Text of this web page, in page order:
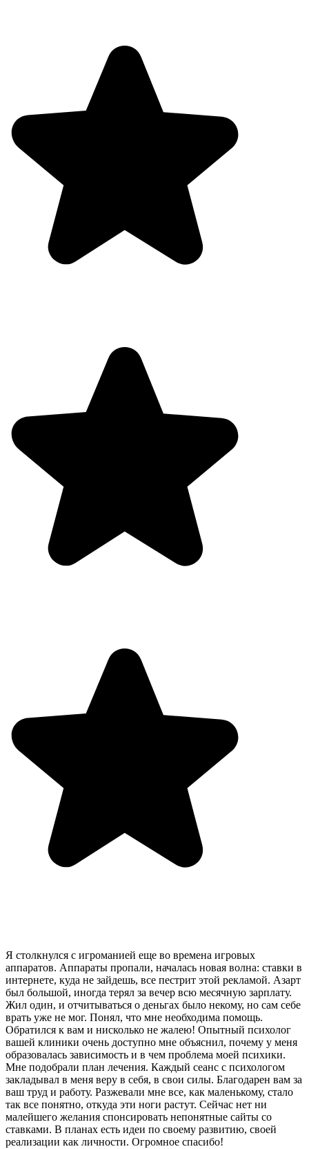
Я столкнулся с игроманией еще во времена игровых
аппаратов. Аппараты пропали, началась новая волна: ставки в
интернете, куда не зайдешь, все пестрит этой рекламой. Азарт
был большой, иногда терял за вечер всю месячную зарплату.
Жил один, и отчитываться о деньгах было некому, но сам себе
врать уже не мог. Понял, что мне необходима помощь.
Обратился к вам и нисколько не жалею! Опытный психолог
вашей клиники очень доступно мне объяснил, почему у меня
образовалась зависимость и в чем проблема моей психики.
Мне подобрали план лечения. Каждый сеанс с психологом
закладывал в меня веру в себя, в свои силы. Благодарен вам за
ваш труд и работу. Разжевали мне все, как маленькому, стало
так все понятно, откуда эти ноги растут. Сейчас нет ни
малейшего желания спонсировать непонятные сайты со
ставками. В планах есть идеи по своему развитию, своей
реализации как личности. Огромное спасибо!